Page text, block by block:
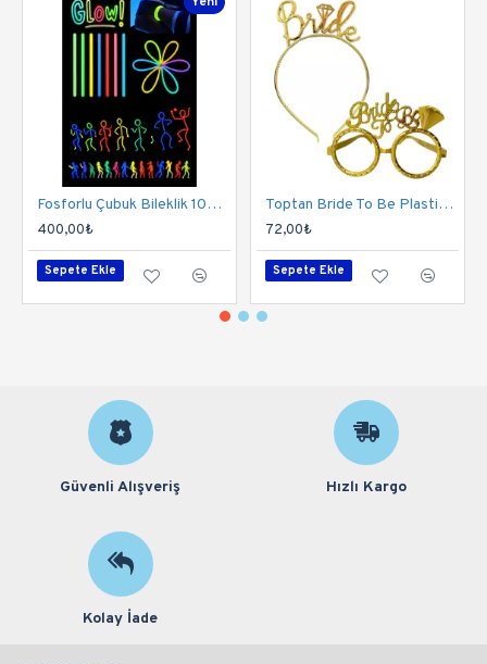
Fosforlu Çubuk Bileklik 100 Adet | Parlayan Glow Stick Bileklik Seti
400,00₺
Sepete Ekle
Toptan Bride To Be Plastik Gözlük Taç Set Gold
72,00₺
Sepete Ekle
Güvenli Alışveriş Hızlı Kargo
Kolay İade